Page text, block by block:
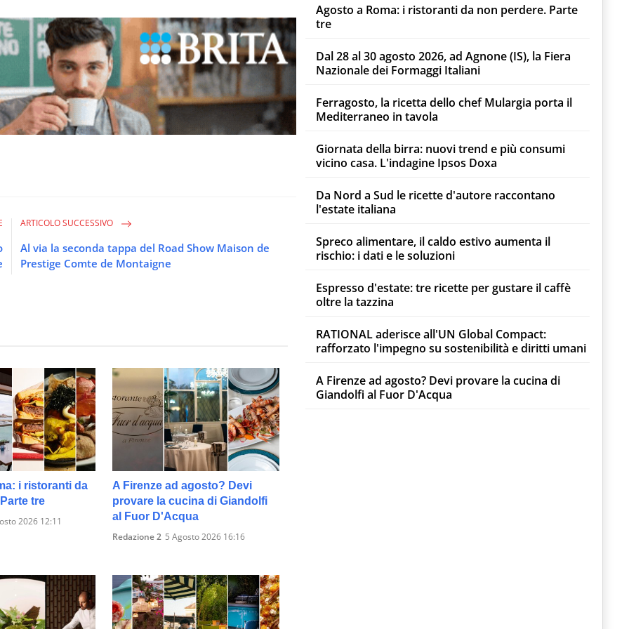
ARTICOLO SUCCESSIVO
Al via la seconda tappa del Road Show Maison de
Prestige Comte de Montaigne
i ristoranti da
tre
2026 12:11
A Firenze ad agosto? Devi
provare la cucina di Giandolfi
al Fuor D'Acqua
Redazione 2 5 Agosto 2026 16:16
Agosto a Roma: i ristoranti da non perdere. Parte
tre
Dal 28 al 30 agosto 2026, ad Agnone (IS), la Fiera
Nazionale dei Formaggi Italiani
Ferragosto, la ricetta dello chef Mulargia porta il
Mediterraneo in tavola
Giornata della birra: nuovi trend e più consumi
vicino casa. L'indagine Ipsos Doxa
Da Nord a Sud le ricette d'autore raccontano
l'estate italiana
Spreco alimentare, il caldo estivo aumenta il
rischio: i dati e le soluzioni
Espresso d'estate: tre ricette per gustare il caffè
oltre la tazzina
RATIONAL aderisce all'UN Global Compact:
rafforzato l'impegno su sostenibilità e diritti umani
A Firenze ad agosto? Devi provare la cucina di
Giandolfi al Fuor D'Acqua